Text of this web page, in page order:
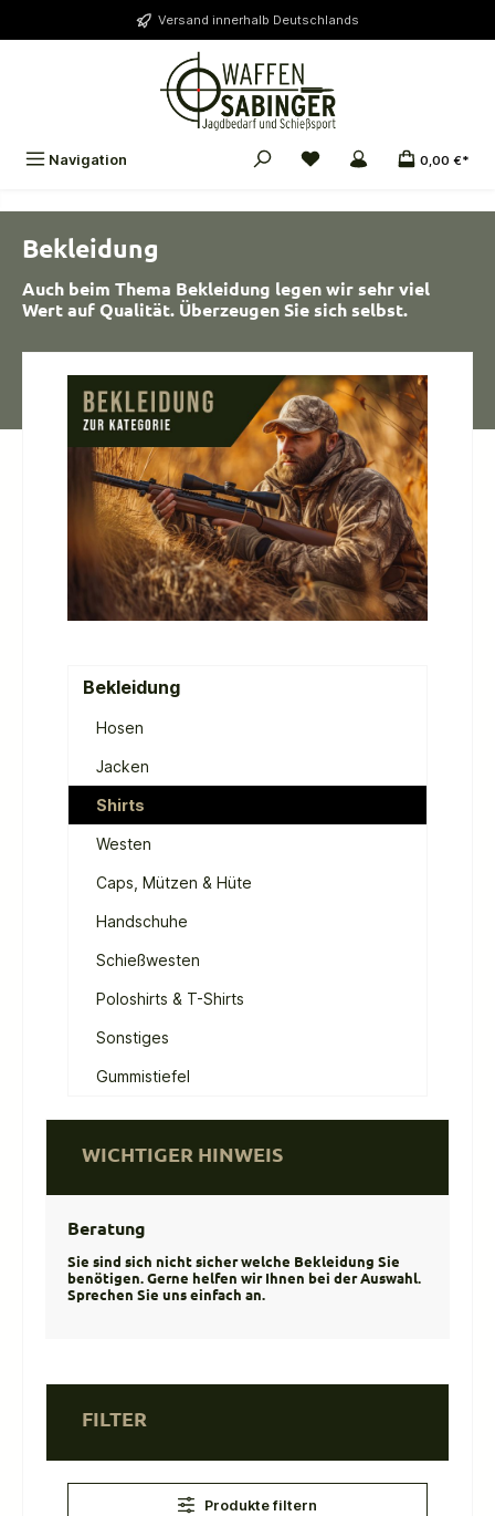
Versand innerhalb Deutschlands
Navigation 0,00 €*
Bekleidung
Auch beim Thema Bekleidung legen wir sehr viel
Wert auf Qualität. Überzeugen Sie sich selbst.
Bekleidung
Hosen
Jacken
Shirts
Westen
Caps, Mützen & Hüte
Handschuhe
Schießwesten
Poloshirts & T-Shirts
Sonstiges
Gummistiefel
WICHTIGER HINWEIS
Beratung
Sie sind sich nicht sicher welche Bekleidung Sie
benötigen. Gerne helfen wir Ihnen bei der Auswahl.
Sprechen Sie uns einfach an.
FILTER
Produkte filtern